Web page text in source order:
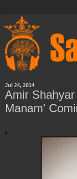
Jul 24, 2014
Amir
Manam'